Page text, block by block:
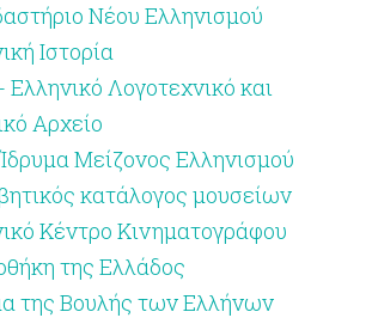
Νέου Ελληνισμού
Ιστορία
Ελληνικό Λογοτεχνικό και
Αρχείο
Μείζονος Ελληνισμού
κατάλογος μουσείων
Κέντρο Κινηματογράφου
της Ελλάδος
της Βουλής των Ελλήνων